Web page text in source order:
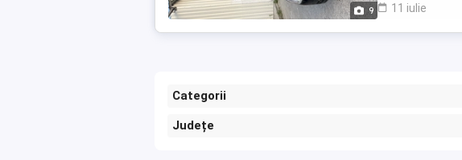
9
11 iulie
Categorii
Județe